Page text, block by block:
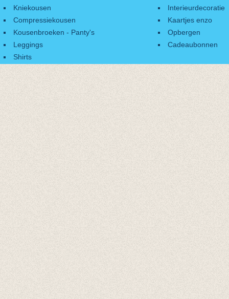
Kniekousen
Compressiekousen
Kousenbroeken - Panty's
Leggings
Shirts
Interieurdecoratie
Kaartjes enzo
Opbergen
Cadeaubonnen